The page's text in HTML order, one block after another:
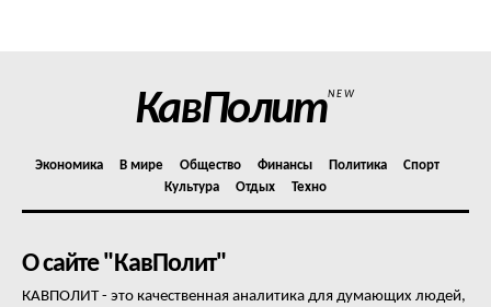
КавПолитNEW
Экономика В мире Общество Финансы Политика
Спорт
Культура
Отдых Техно
О сайте "КавПолит"
КАВПОЛИТ - это качественная аналитика для думающих людей,